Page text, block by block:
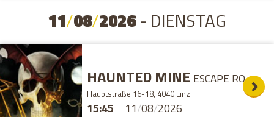
11/08/2026- DIENSTAG
11/08/2026
15:45
HAUNTED MINE ESCAPE ROOM
Hauptstraße 16-18, 4040 Linz